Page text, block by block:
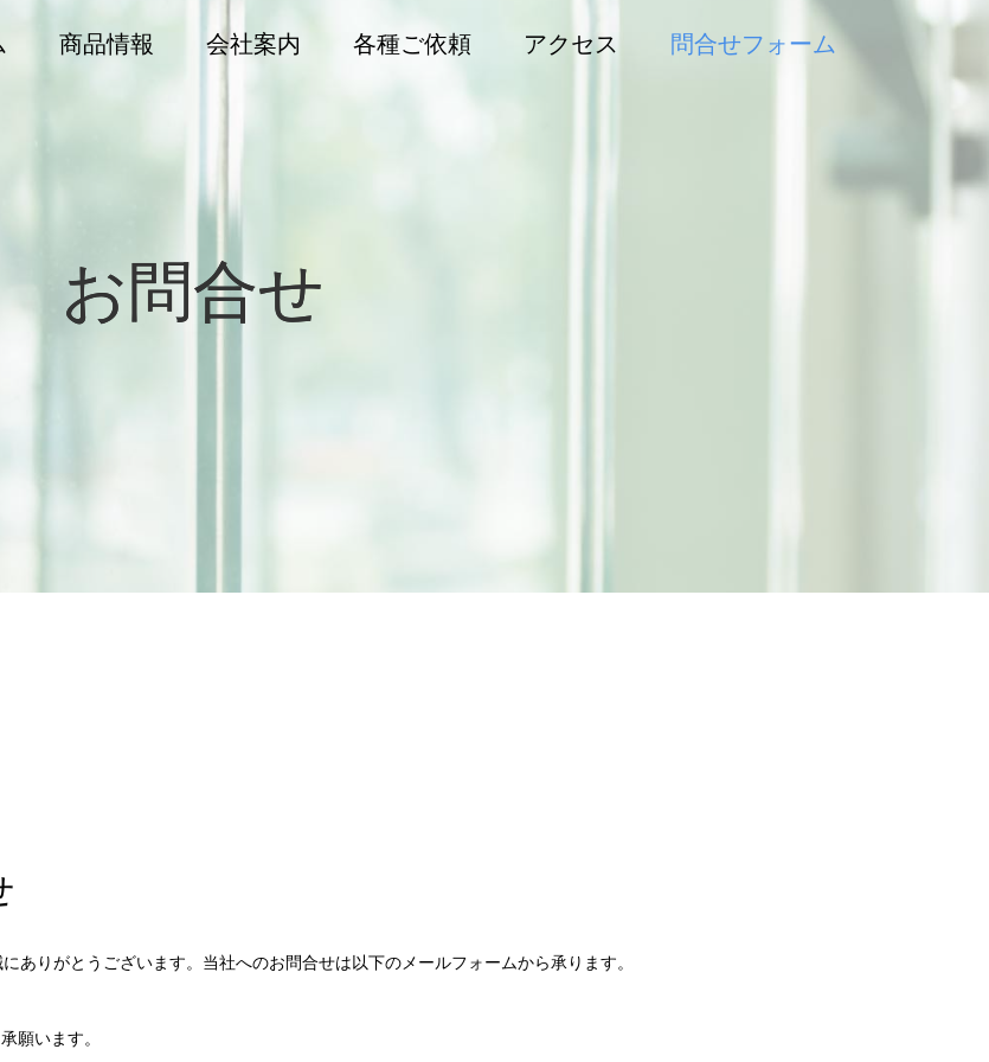
商品情報 会社案内 各種ご依頼 アクセス 問合せフォーム
お問合せ
りがとうございます。当社へのお問合せは以下のメールフォームから承ります。
願います。